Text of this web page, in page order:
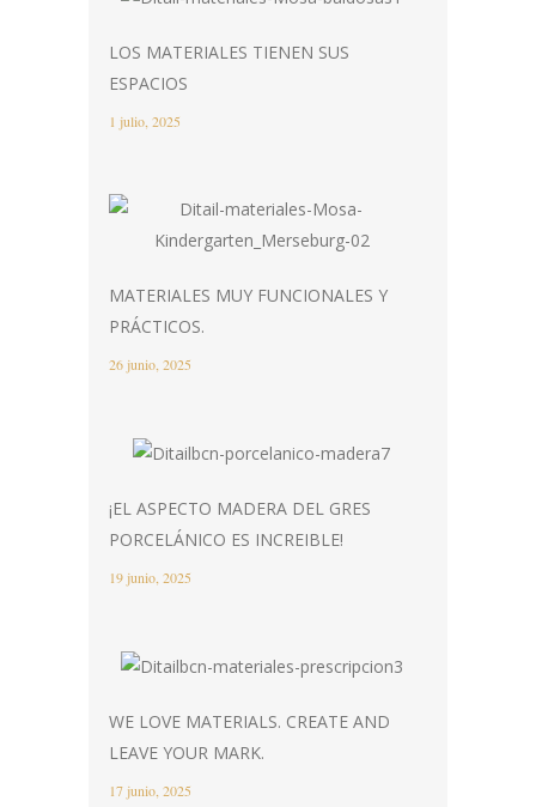
LOS MATERIALES TIENEN SUS
ESPACIOS
1 julio, 2025
MATERIALES MUY FUNCIONALES Y
PRÁCTICOS.
26 junio, 2025
¡EL ASPECTO MADERA DEL GRES
PORCELÁNICO ES INCREIBLE!
19 junio, 2025
WE LOVE MATERIALS. CREATE AND
LEAVE YOUR MARK.
17 junio, 2025